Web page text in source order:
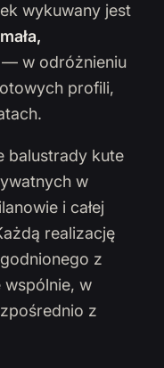
wykuwany jest
— w odróżnieniu
profili,
balustrady kute
w
i całej
realizację
z
w
z